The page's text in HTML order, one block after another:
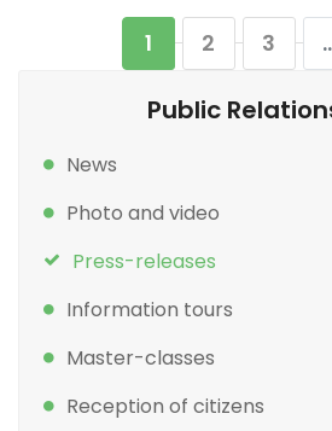
1 2 3
Public
News
Photo and video
Press-releases
Information tours
Master-classes
Reception of citizens